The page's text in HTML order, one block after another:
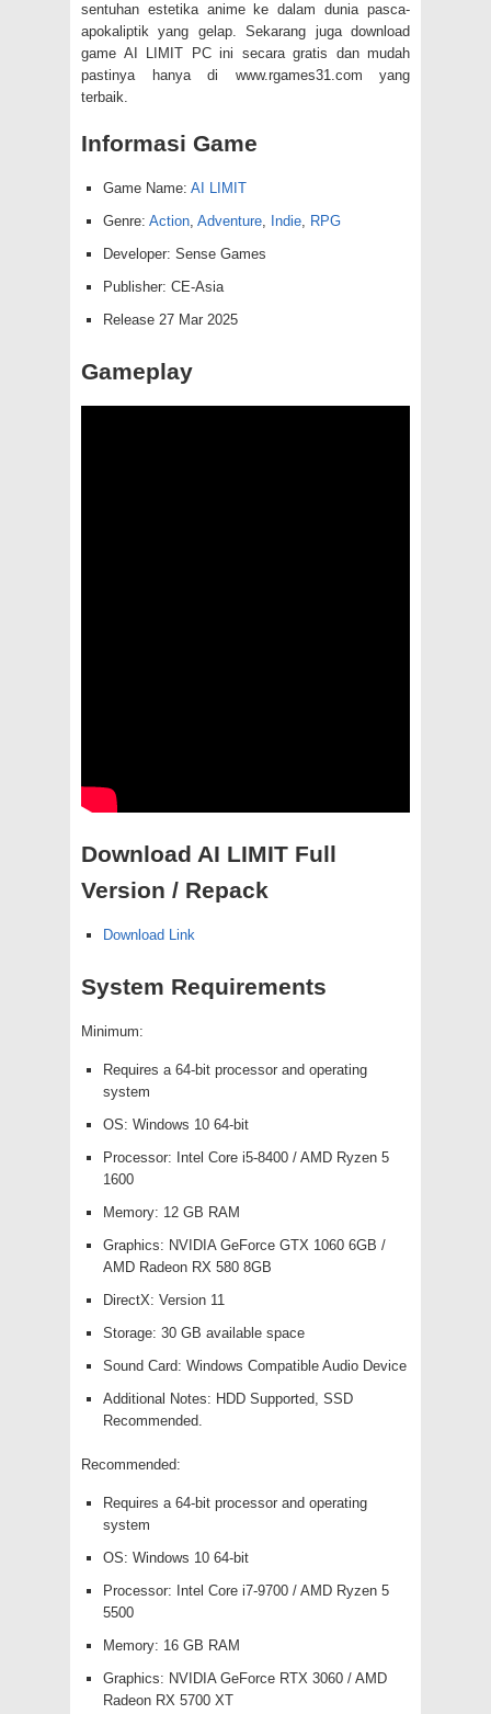
sentuhan estetika anime ke dalam dunia pasca-
apokaliptik yang gelap. Sekarang juga download
game AI LIMIT PC ini secara gratis dan mudah
pastinya hanya di www.rgames31.com yang
terbaik.
Informasi Game
Game Name: AI LIMIT
Genre: Action, Adventure, Indie, RPG
Developer: Sense Games
Publisher: CE-Asia
Release 27 Mar 2025
Gameplay
Download AI LIMIT Full
Version / Repack
Download Link
System Requirements
Minimum:
Requires a 64-bit processor and operating
system
OS: Windows 10 64-bit
Processor: Intel Core i5-8400 / AMD Ryzen 5
1600
Memory: 12 GB RAM
Graphics: NVIDIA GeForce GTX 1060 6GB /
AMD Radeon RX 580 8GB
DirectX: Version 11
Storage: 30 GB available space
Sound Card: Windows Compatible Audio Device
Additional Notes: HDD Supported, SSD
Recommended.
Recommended:
Requires a 64-bit processor and operating
system
OS: Windows 10 64-bit
Processor: Intel Core i7-9700 / AMD Ryzen 5
5500
Memory: 16 GB RAM
Graphics: NVIDIA GeForce RTX 3060 / AMD
Radeon RX 5700 XT